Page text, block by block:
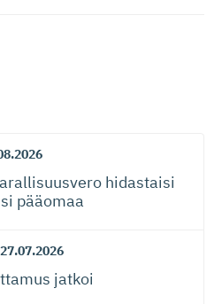
hidastaisi
pääomaa
27.07.2026
jatkoi